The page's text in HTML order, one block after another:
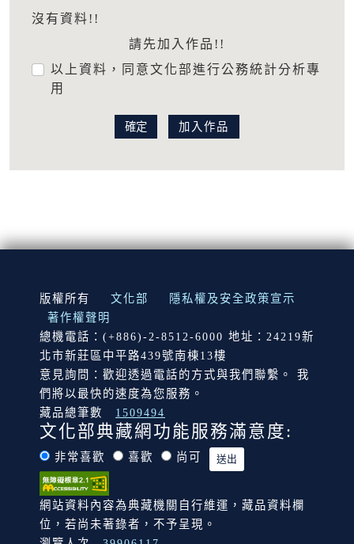
沒有資料!!
請先加入作品!!
以上資料，同意文化部進行公務統計分析專
用
加入作品
:::
版權所有 文化部
隱私權及安全政策宣示
著作權聲明
總機電話：(+886)-2-8512-6000 地址：24219新
北市新莊區中平路439號南棟13樓
意見詢問：歡迎透過電話的方式與我們聯繫。 我
們將以最快的速度為您服務。
藏品總筆數
1509494
文化部典藏網功能服務滿意度:
非常喜歡 喜歡 尚可
網站資料內容為典藏機關自行維運，藏品資料欄
位，若尚未著錄者，不予呈現。